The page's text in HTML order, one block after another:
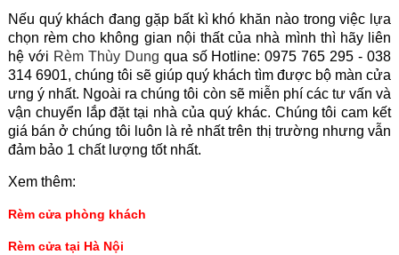
Nếu quý khách đang gặp bất kì khó khăn nào trong việc lựa
chọn rèm cho không gian nội thất của nhà mình thì hãy liên
hệ với Rèm Thùy Dung qua số Hotline: 0975 765 295 - 038
314 6901, chúng tôi sẽ giúp quý khách tìm được bộ màn cửa
ưng ý nhất. Ngoài ra chúng tôi còn sẽ miễn phí các tư vấn và
vận chuyển lắp đặt tại nhà của quý khác. Chúng tôi cam kết
giá bán ở chúng tôi luôn là rẻ nhất trên thị trường nhưng vẫn
đảm bảo 1 chất lượng tốt nhất.
Xem thêm:
Rèm cửa phòng khách
Rèm cửa tại Hà Nội